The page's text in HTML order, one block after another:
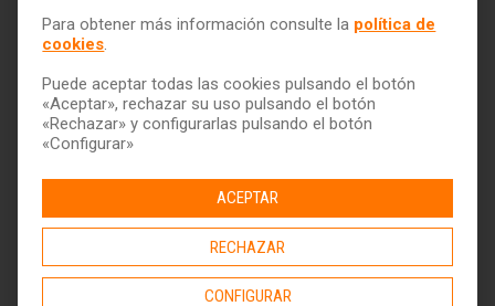
Tarifas y ofertas
Servicio de transporte
Descarga nuestro catálogo
Trabaja con nosotros
Ética y Cumplimiento
Para obtener más información consulte la política de
cookies.
Puede aceptar todas las cookies pulsando el botón
«Aceptar», rechazar su uso pulsando el botón
«Rechazar» y configurarlas pulsando el botón
«Configurar»
ACEPTAR
RECHAZAR
CONFIGURAR